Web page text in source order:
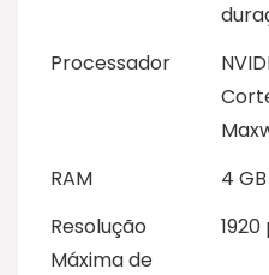
Processador
RAM
4
Resolução
Máxima de
1920